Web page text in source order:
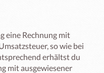
eine Rechnung mit
so wie bei
erhältst du
mit ausgewiesener